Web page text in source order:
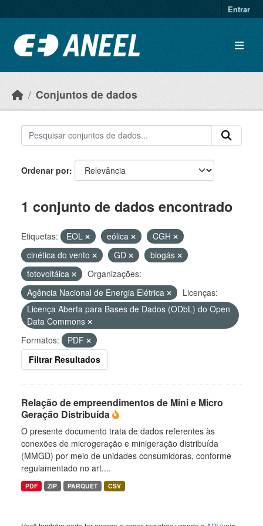
Entrar
Conjuntos de dados
Ordenar por
1 conjunto de dados encontrado
Etiquetas: EOL eólica
CGH
cinética do vento
GD
biogás
fotovoltáica
Organizações:
Agência Nacional de Energia Elétrica
Licenças:
Licença Aberta para Bases de Dados (ODbL) do Open
Data Commons
Formatos:
PDF
Filtrar Resultados
Relação de empreendimentos de Mini e Micro
Geração Distribuída
O presente documento trata de dados referentes às
conexões de microgeração e minigeração distribuída
(MMGD) por meio de unidades consumidoras, conforme
regulamentado no art....
PDF ZIP PARQUET CSV